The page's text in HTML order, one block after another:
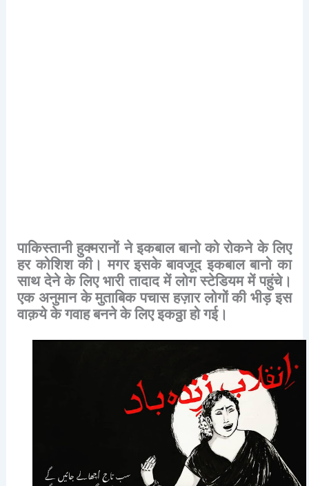
पाकिस्तानी हुक्मरानों ने इकबाल बानो को रोकने के लिए
हर कोशिश की। मगर इसके बावजूद इकबाल बानो का
साथ देने के लिए भारी तादाद में लोग स्टेडियम में पहुंचे।
एक अनुमान के मुताबिक पचास हज़ार लोगों की भीड़ इस
वाक़येकेगवाहबननेकेलिएइकठ्ठाहोगई।